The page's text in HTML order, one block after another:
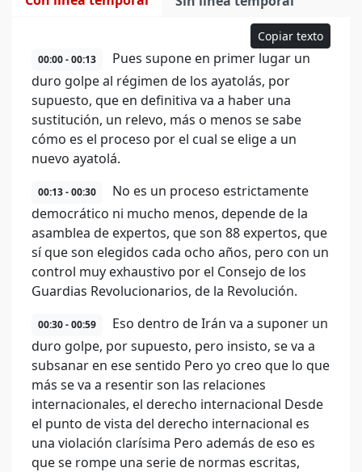
Copiar texto
00:00 - 00:13
Pues supone en primer lugar un
duro golpe al régimen de los ayatolás, por
supuesto, que en definitiva va a haber una
sustitución, un relevo, más o menos se sabe
cómo es el proceso por el cual se elige a un
nuevo ayatolá.
00:13 - 00:30
No es un proceso estrictamente
democrático ni mucho menos, depende de la
asamblea de expertos, que son 88 expertos, que
sí que son elegidos cada ocho años, pero con un
control muy exhaustivo por el Consejo de los
Guardias Revolucionarios, de la Revolución.
00:30 - 00:59
Eso dentro de Irán va a suponer un
duro golpe, por supuesto, pero insisto, se va a
subsanar en ese sentido Pero yo creo que lo que
más se va a resentir son las relaciones
internacionales, el derecho internacional Desde
el punto de vista del derecho internacional es
una violación clarísima Pero además de eso es
que se rompe una serie de normas escritas,